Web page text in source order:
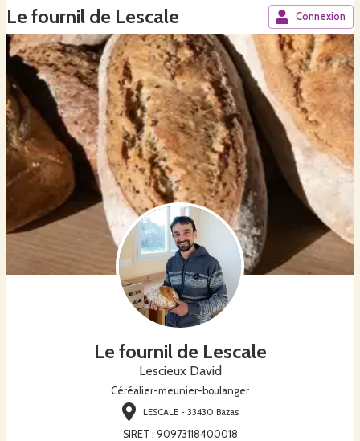
Le fournil de Lescale Connexion
Le fournil de Lescale
Lescieux David
Céréalier-meunier-boulanger
LESCALE - 33430 Bazas
SIRET : 90973118400018